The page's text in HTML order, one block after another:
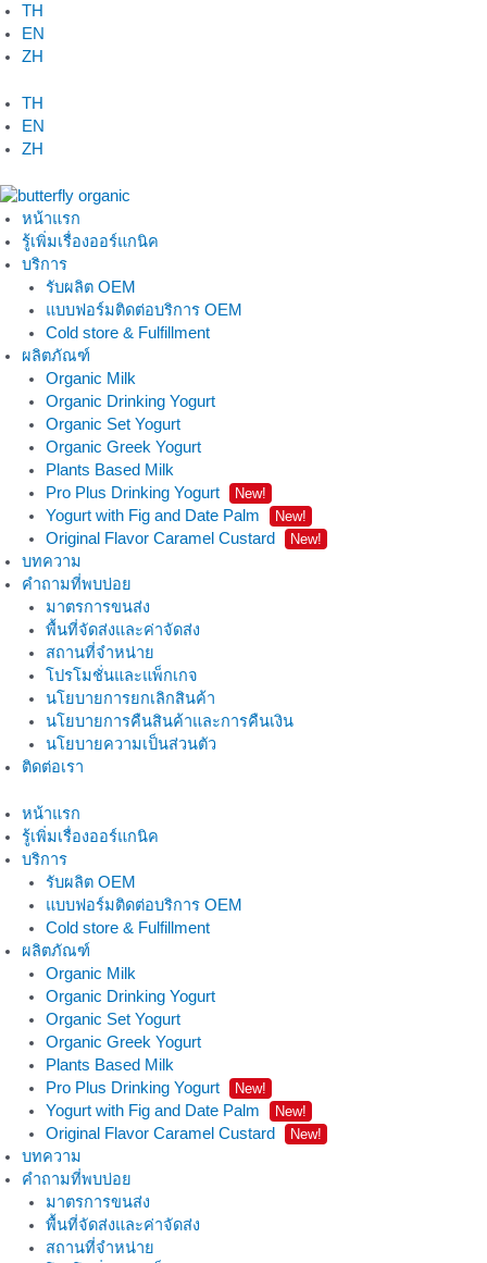
Skip
to
content
TH
EN
ZH
TH
EN
ZH
หน้าแรก
รู้เพิ่มเรื่องออร์แกนิค
บริการ
รับผลิต OEM
แบบฟอร์มติดต่อบริการ OEM
Cold store & Fulfillment
ผลิตภัณฑ์
Organic Milk
Organic Drinking Yogurt
Organic Set Yogurt
Organic Greek Yogurt
Plants Based Milk
Pro Plus Drinking Yogurt
New!
Yogurt with Fig and Date Palm New!
Original Flavor Caramel Custard New!
บทความ
คำถามที่พบบ่อย
มาตรการขนส่ง
พื้นที่จัดส่งและค่าจัดส่ง
สถานที่จำหน่าย
โปรโมชั่นและแพ็กเกจ
นโยบายการยกเลิกสินค้า
นโยบายการคืนสินค้าและการคืนเงิน
นโยบายความเป็นส่วนตัว
ติดต่อเรา
หน้าแรก
รู้เพิ่มเรื่องออร์แกนิค
บริการ
รับผลิต OEM
แบบฟอร์มติดต่อบริการ OEM
Cold store & Fulfillment
ผลิตภัณฑ์
Organic Milk
Organic Drinking Yogurt
Organic Set Yogurt
Organic Greek Yogurt
Plants Based Milk
Pro Plus Drinking Yogurt
New!
Yogurt with Fig and Date Palm New!
Original Flavor Caramel Custard New!
บทความ
คำถามที่พบบ่อย
มาตรการขนส่ง
พื้นที่จัดส่งและค่าจัดส่ง
สถานที่จำหน่าย